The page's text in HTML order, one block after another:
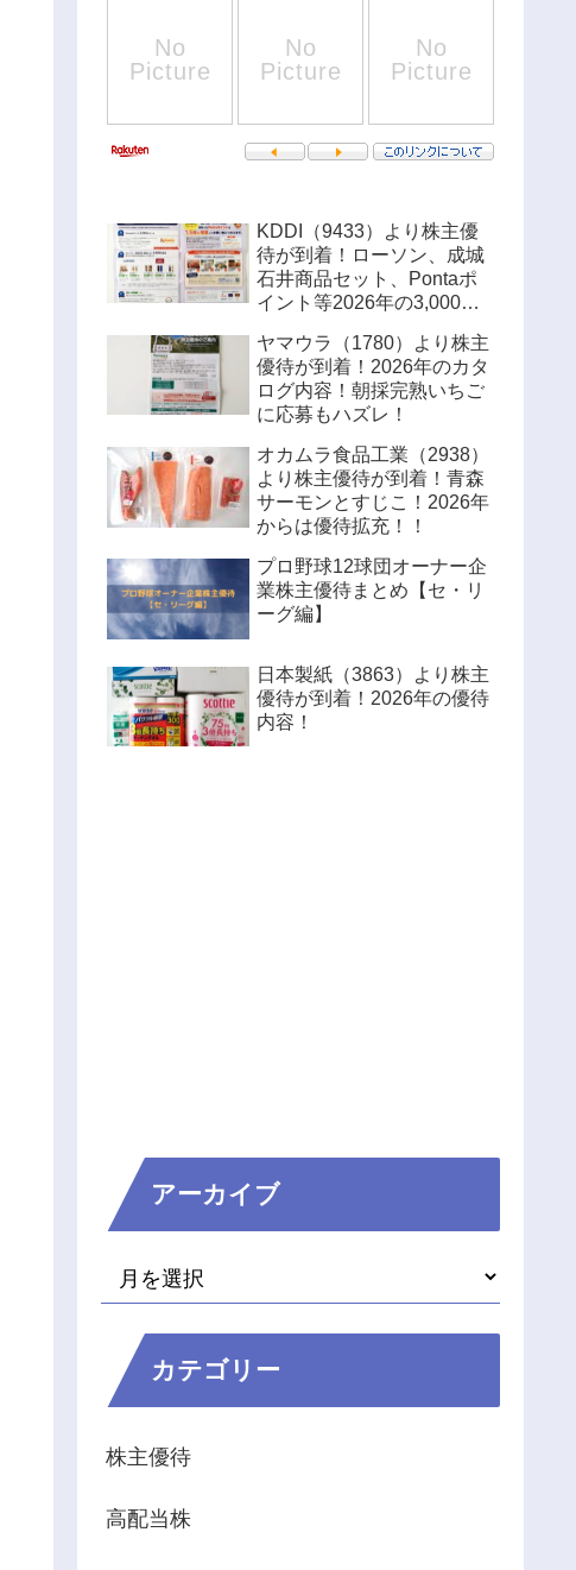
KDDI（9433）より株主優
待が到着！ローソン、成城
石井商品セット、Pontaポ
イント等2026年の3,000円
ヤマウラ（1780）より株主
優待が到着！2026年のカタ
ログ内容！朝採完熟いちご
に応募もハズレ！
オカムラ食品工業（2938）
より株主優待が到着！青森
サーモンとすじこ！2026年
からは優待拡充！！
プロ野球12球団オーナー企
業株主優待まとめ【セ・リ
ーグ編】
日本製紙（3863）より株主
優待が到着！2026年の優待
内容！
アーカイブ
カテゴリー
株主優待
高配当株